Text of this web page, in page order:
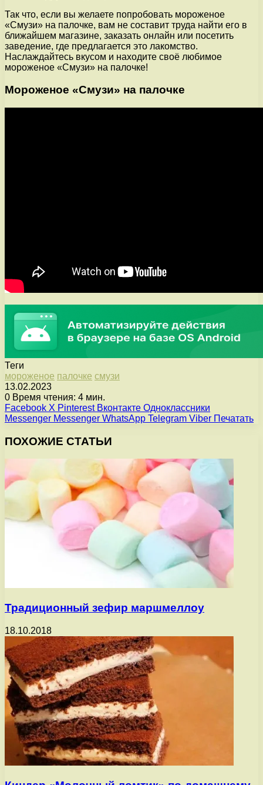
Так что, если вы желаете попробовать мороженое
«Смузи» на палочке, вам не составит труда найти его в
ближайшем магазине, заказать онлайн или посетить
заведение, где предлагается это лакомство.
Наслаждайтесь вкусом и находите своё любимое
мороженое «Смузи» на палочке!
Мороженое «Смузи» на палочке
Теги
мороженое палочке смузи
13.02.2023
0 Время чтения: 4 мин.
Facebook X Pinterest Вконтакте Одноклассники
Messenger Messenger WhatsApp Telegram Viber Печатать
ПОХОЖИЕ СТАТЬИ
Традиционный зефир маршмеллоу
18.10.2018